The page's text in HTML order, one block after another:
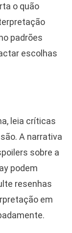
o quão
padrões
escolhas
leia críticas
A narrativa
sobre a
podem
resenhas
em